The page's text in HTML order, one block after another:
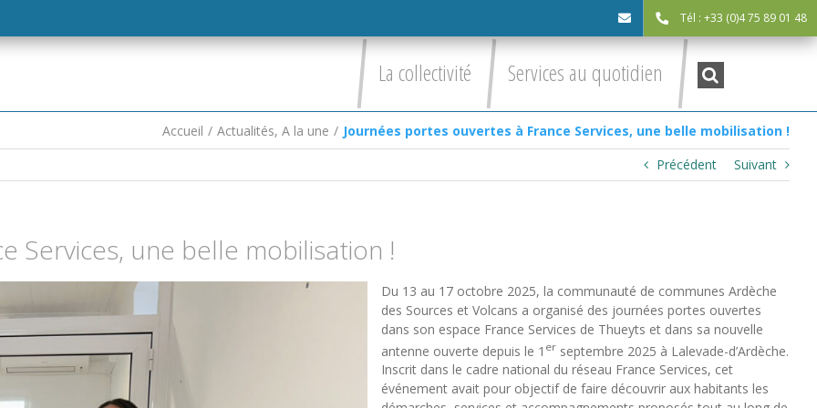
Tél : +33 (0)4 75 89 01 48
La collectivité Services au quotidien Recherche
:
Accueil / Actualités, A la une / Journées portes ouvertes à France Services, une belle mobilisation !
Précédent
Suivant
Services, une belle mobilisation !
Du 13 au 17 octobre 2025, la communauté de communes Ardèche
des Sources et Volcans a organisé des journées portes ouvertes
dans son espace France Services de Thueyts et dans sa nouvelle
antenne ouverte depuis le 1 erseptembre 2025 à Lalevade-d’Ardèche.
Inscrit dans le cadre national du réseau France Services, cet
événement avait pour objectif de faire découvrir aux habitants les